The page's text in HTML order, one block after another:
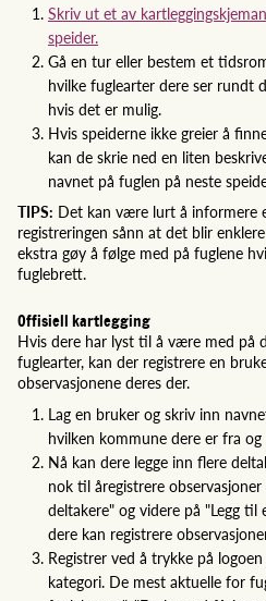
Skriv ut et av
speider.
Gå en tur eller bestem et
hvilke fuglearter dere ser rundt
hvis det er mulig.
Hvis speiderne ikke greier å
kan de skrie ned en liten
navnet på fuglen på neste
TIPS: Det kan være lurt å informere
registreringen sånn at det blir
ekstra gøy å følge med på fuglene
fuglebrett.
Offisiell kartlegging
Hvis dere har lyst til å være med på
fuglearter, kan der registrere en
observasjonene deres der.
Lag en bruker og skriv inn
hvilken kommune dere er fra
Nå kan dere legge inn flere
nok til åregistrere
deltakere" og videre på "Legg til
dere kan registrere
Registrer ved å trykke på
kategori. De mest aktuelle for